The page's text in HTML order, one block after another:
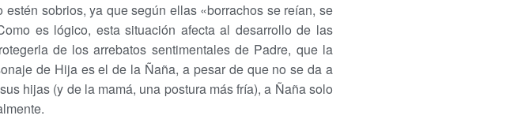
sobrios, ya que según ellas «borrachos se reían, se
es lógico, esta situación afecta al desarrollo de las
de los arrebatos sentimentales de Padre, que la
de Hija es el de la Ñaña, a pesar de que no se da a
hijas (y de la mamá, una postura más fría), a Ñaña solo